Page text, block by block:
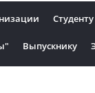
Студенту
Выпускнику